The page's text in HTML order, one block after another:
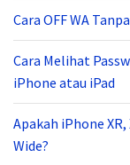
Cara OFF WA
Cara Melihat
iPhone atau iPad
Apakah iPhone XR,
Wide?